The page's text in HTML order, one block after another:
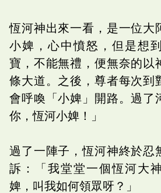
恆河神出來一看，是一位大
小婢，心中憤怒，但是想
寶，不能無禮，便無奈的以
條大道。之後，尊者每次到
會呼喚「小婢」開路。過了
你，恆河小婢！」
過了一陣子，恆河神終於忍
訴：「我堂堂一個恆河大
婢，叫我如何領眾呀？」